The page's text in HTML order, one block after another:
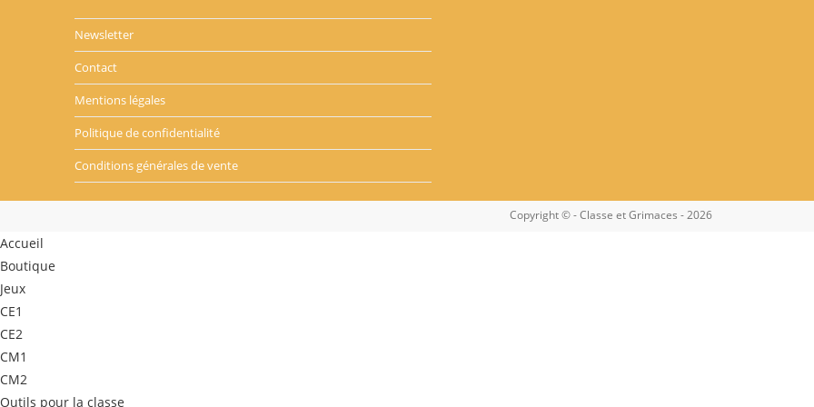
Newsletter
Contact
Mentions légales
Politique de confidentialité
Conditions générales de vente
Copyright © - Classe et Grimaces - 2026
Accueil
Boutique
Jeux
CE1
CE2
CM1
CM2
Outils pour la classe